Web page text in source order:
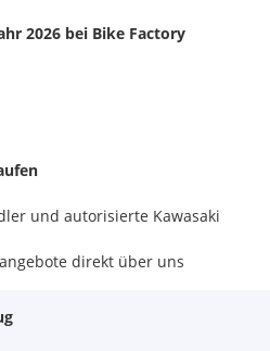
2026 bei Bike Factory
und autorisierte Kawasaki
direkt über uns
möglich